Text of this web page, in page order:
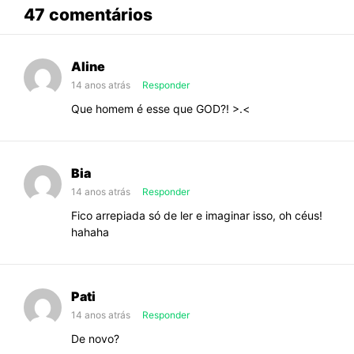
47 comentáriosabaixo
é
minha
Aline
14 anos atrás Responder
Que homem é esse que GOD?! >.<
Bia
14 anos atrás Responder
Fico arrepiada só de ler e imaginar isso, oh céus!
hahaha
Pati
14 anos atrás Responder
De novo?